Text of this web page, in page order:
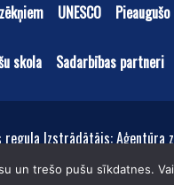
UNESCO
skola Sadarbības partneri
Izstrādātājs: Aģentūra
tūrisma tehnikums © 2019
un trešo pušu sīkdatnes.